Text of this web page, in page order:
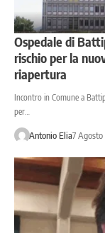
Ospedale di
rischio per la
riapertura
Incontro in Comune a
per…
Antonio Elia7